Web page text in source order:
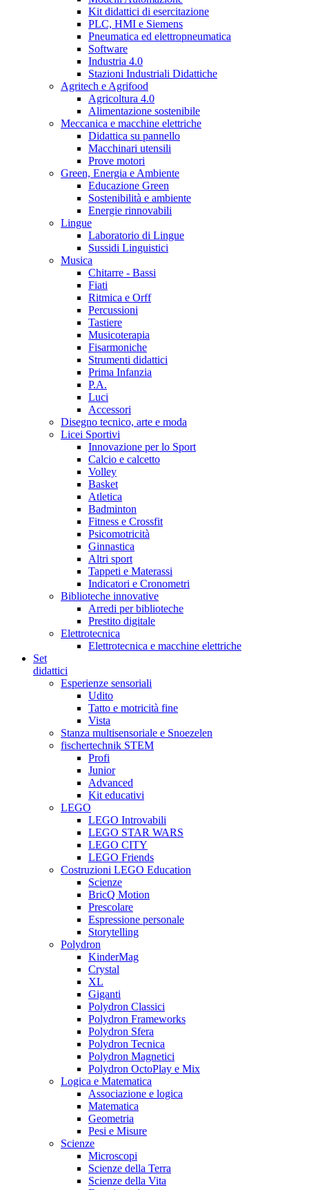
Kit didattici di esercitazione
PLC, HMI e Siemens
Pneumatica ed elettropneumatica
Software
Industria 4.0
Stazioni Industriali Didattiche
Agritech e Agrifood
Agricoltura 4.0
Alimentazione sostenibile
Meccanica e macchine elettriche
Didattica su pannello
Macchinari utensili
Prove motori
Green, Energia e Ambiente
Educazione Green
Sostenibilità e ambiente
Energie rinnovabili
Lingue
Laboratorio di Lingue
Sussidi Linguistici
Musica
Chitarre - Bassi
Fiati
Ritmica e Orff
Percussioni
Tastiere
Musicoterapia
Fisarmoniche
Strumenti didattici
Prima Infanzia
P.A.
Luci
Accessori
Disegno tecnico, arte e moda
Licei Sportivi
Innovazione per lo Sport
Calcio e calcetto
Volley
Basket
Atletica
Badminton
Fitness e Crossfit
Psicomotricità
Ginnastica
Altri sport
Tappeti e Materassi
Indicatori e Cronometri
Biblioteche innovative
Arredi per biblioteche
Prestito digitale
Elettrotecnica
Elettrotecnica e macchine elettriche
Set
didattici
Esperienze sensoriali
Udito
Tatto e motricità fine
Vista
Stanza multisensoriale e Snoezelen
fischertechnik STEM
Profi
Junior
Advanced
Kit educativi
LEGO
LEGO Introvabili
LEGO STAR WARS
LEGO CITY
LEGO Friends
Costruzioni LEGO Education
Scienze
BricQ Motion
Prescolare
Espressione personale
Storytelling
Polydron
KinderMag
Crystal
XL
Giganti
Polydron Classici
Polydron Frameworks
Polydron Sfera
Polydron Tecnica
Polydron Magnetici
Polydron OctoPlay e Mix
Logica e Matematica
Associazione e logica
Matematica
Geometria
Pesi e Misure
Scienze
Microscopi
Scienze della Terra
Scienze della Vita